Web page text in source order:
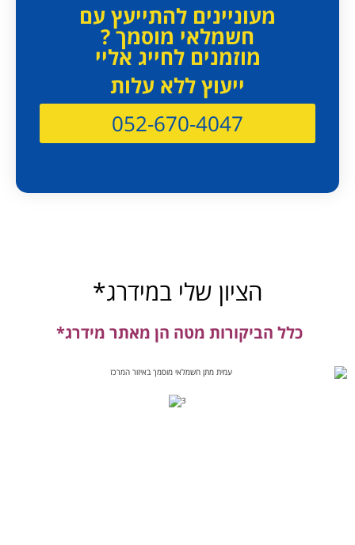
מעוניינים להתייעץ עם
חשמלאי מוסמך ?
מוזמנים לחייג אליי
ייעוץ ללא עלות
052-670-4047
הציון שלי במידרג*
כלל הביקורות מטה הן מאתר מידרג*